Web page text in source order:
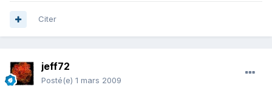
Citer
jeff72
Posté(e) 1 mars 2009